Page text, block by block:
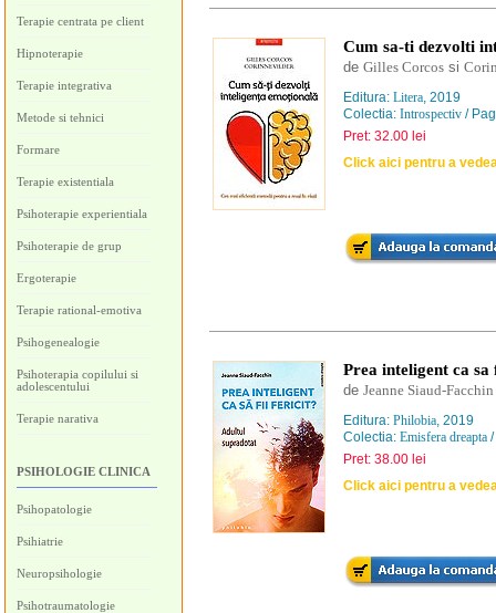
Terapie centrata pe client
Hipnoterapie
Terapie integrativa
Metode si tehnici
Formare
Terapie existentiala
Psihoterapie experientiala
Psihoterapie de grup
Ergoterapie
Terapie rational-emotiva
Psihogenealogie
Psihoterapia copilului si
adolescentului
Terapie narativa
PSIHOLOGIE CLINICA
Psihopatologie
Psihiatrie
Neuropsihologie
Psihotraumatologie
Cum sa-ti dezvolti
de Gilles Corcos si
Editura: Litera, 2019
Colectia: Introspectiv /
Pret: 32.00 lei
Click aici pentru a
Prea inteligent ca
de Jeanne Siaud-Facchin
Editura: Philobia, 2019
Colectia: Emisfera dreapta
Pret: 38.00 lei
Click aici pentru a